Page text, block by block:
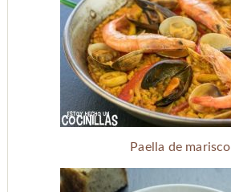
Paella de marisco